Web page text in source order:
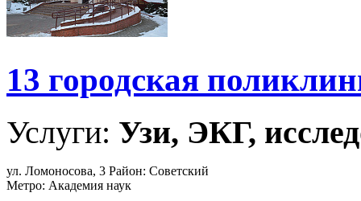
13 городская
Услуги: Узи, ЭКГ,
ул. Ломоносова, 3 Район: Советский
Метро: Академия наук